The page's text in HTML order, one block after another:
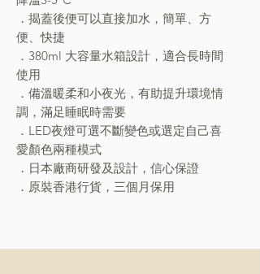
．揭蓋後便可以直接加水，簡單、方
便、快捷
．380ml 大容量水箱設計，適合長時間
使用
．備溫暖柔和小夜光，有助提升環境情
調，滿足睡眠時需要
．LED夜燈可選不斷變色或選定自己喜
愛顏色兩種模式
．日本廠商研發及設計，信心保證
．原裝香港行貨，三個月保用